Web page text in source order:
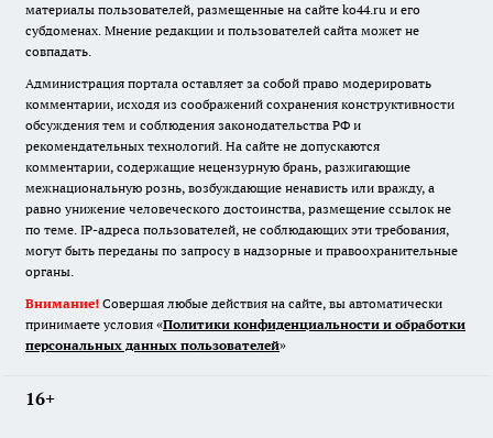
материалы пользователей, размещенные на сайте ko44.ru и его
субдоменах. Мнение редакции и пользователей сайта может не
совпадать.
Администрация портала оставляет за собой право модерировать
комментарии, исходя из соображений сохранения конструктивности
обсуждения тем и соблюдения законодательства РФ и
рекомендательных технологий. На сайте не допускаются
комментарии, содержащие нецензурную брань, разжигающие
межнациональную рознь, возбуждающие ненависть или вражду, а
равно унижение человеческого достоинства, размещение ссылок не
по теме. IP-адреса пользователей, не соблюдающих эти требования,
могут быть переданы по запросу в надзорные и правоохранительные
органы.
Внимание! Совершая любые действия на сайте, вы автоматически
принимаете условия «Политики конфиденциальности и обработки
персональных данных пользователей»
16+